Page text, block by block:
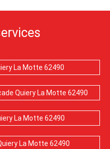
La Motte 62490
Quiery La Motte 62490
La Motte 62490
La Motte 62490